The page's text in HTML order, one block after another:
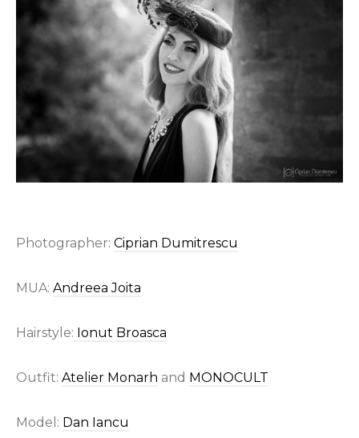
Photographer: Ciprian Dumitrescu
MUA: Andreea Joita
Hairstyle: Ionut Broasca
Outfit: Atelier Monarh and MONOCULT
Model: Dan Iancu